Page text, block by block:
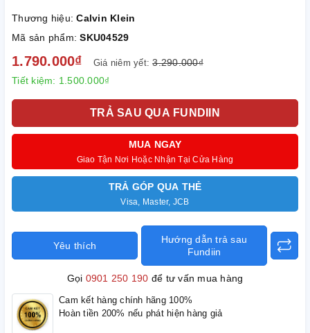
Thương hiệu:Calvin Klein
Mã sản phẩm:SKU04529
1.790.000₫ Giá niêm yết:3.290.000₫
Tiết kiệm: 1.500.000₫
TRẢ SAU QUA FUNDIIN
MUA NGAY
Giao Tận Nơi Hoặc Nhận Tại Cửa Hàng
TRẢ GÓP QUA THẺ
Visa, Master, JCB
Yêu thích
Hướng dẫn trả sau
Fundiin
Gọi 0901 250 190 để tư vấn mua hàng
Cam kết hàng chính hãng 100%
Hoàn tiền 200% nếu phát hiện hàng giả